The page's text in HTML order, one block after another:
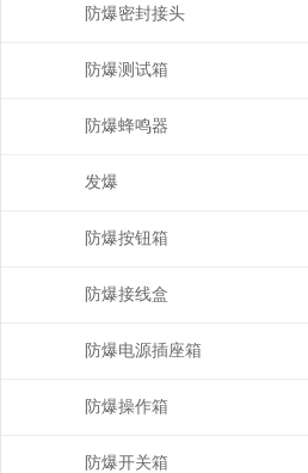
防爆密封接头
防爆测试箱
防爆蜂鸣器
发爆
防爆按钮箱
防爆接线盒
防爆电源插座箱
防爆操作箱
防爆开关箱